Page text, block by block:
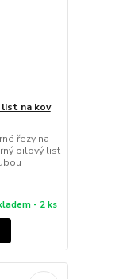
list na kov
řezy na
pilový list
- 2 ks